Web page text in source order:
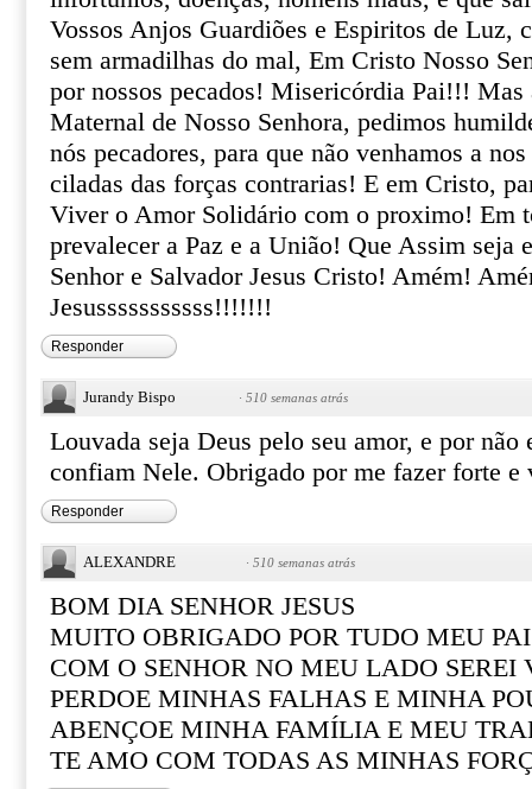
Vossos Anjos Guardiões e Espiritos de Luz,
sem armadilhas do mal, Em Cristo Nosso
por nossos pecados! Misericórdia Pai!!! Mas
Maternal de Nosso Senhora, pedimos
nós pecadores, para que não venhamos a
ciladas das forças contrarias! E em Cristo,
Viver o Amor Solidário com o proximo! Em
prevalecer a Paz e a União! Que Assim seja
Senhor e Salvador Jesus Cristo! Amém!
Jesusssssssssss!!!!!!!
Responder
Jurandy Bispo · 510 semanas atrás
Louvada seja Deus pelo seu amor, e por não
confiam Nele. Obrigado por me fazer forte e
Responder
ALEXANDRE · 510 semanas atrás
BOM DIA SENHOR JESUS
MUITO OBRIGADO POR TUDO MEU PAI
COM O SENHOR NO MEU LADO SEREI
PERDOE MINHAS FALHAS E MINHA
ABENÇOE MINHA FAMÍLIA E MEU
TE AMO COM TODAS AS MINHAS